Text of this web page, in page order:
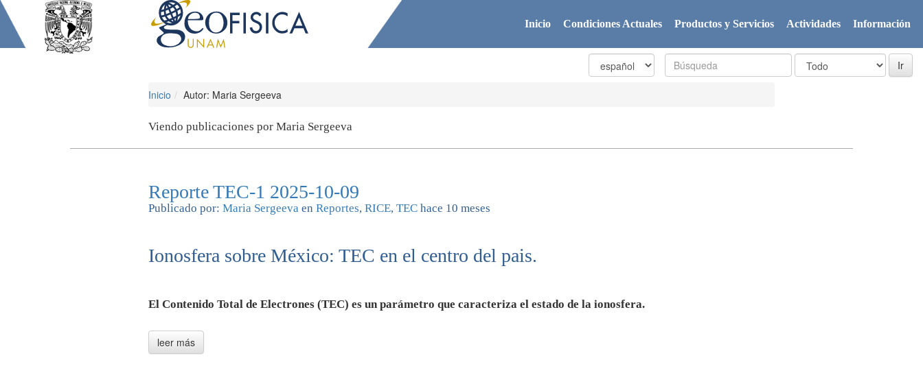
Inicio Condiciones Actuales Productos y Servicios Actividades Información
Inicio Autor: Maria Sergeeva
Viendo publicaciones por Maria Sergeeva
Reporte TEC-1 2025-10-09
Publicado por: Maria Sergeeva en Reportes, RICE, TEC hace 10 meses
Ionosfera sobre México: TEC en el centro del pais.
El Contenido Total de Electrones (TEC) es un parámetro que caracteriza el estado de la ionosfera.